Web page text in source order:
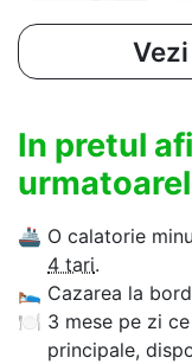
In pretul
🚢 O calatorie
4 tari.
🛌 Cazarea la
🍽 3 mese pe zi
principale,